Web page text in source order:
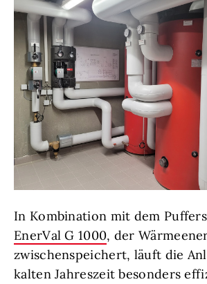
In Kombination mit dem
EnerVal G 1000, der
zwischenspeichert, läuft die
kalten Jahreszeit besonders